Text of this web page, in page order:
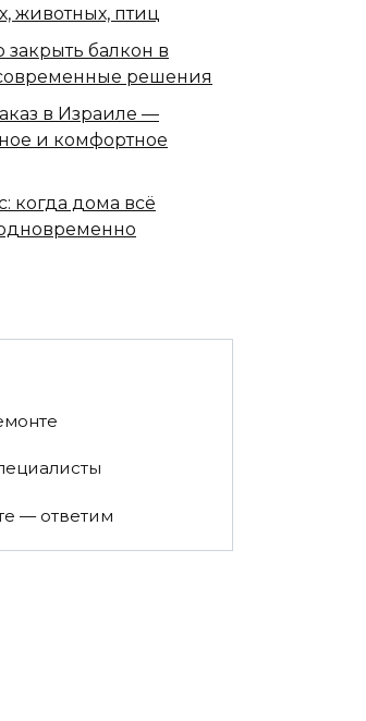
животных, птиц
балкон в
решения
в Израиле —
и комфортное
когда дома всё
— ответим